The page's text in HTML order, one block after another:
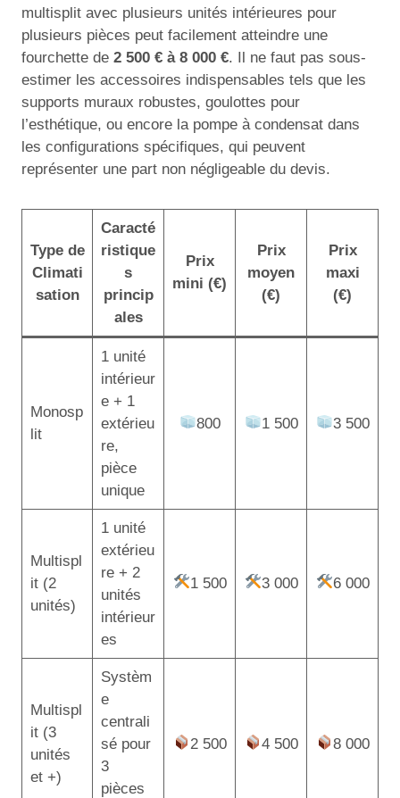
multisplit avec plusieurs unités intérieures pour
plusieurs pièces peut facilement atteindre une
fourchette de 2 500 € à 8 000 €. Il ne faut pas sous-
estimer les accessoires indispensables tels que les
supports muraux robustes, goulottes pour
l’esthétique, ou encore la pompe à condensat dans
les configurations spécifiques, qui peuvent
représenter une part non négligeable du devis.
Type de
Climati
sation
Caracté
ristique
s
princip
ales
Prix
mini (€)
Prix
moyen
(€)
Prix
maxi
(€)
Monosp
lit
1 unité
intérieur
e + 1
extérieu
re,
pièce
unique
800 1 500 3 500
Multispl
it (2
unités)
1 unité
extérieu
re + 2
unités
intérieur
es
1 500 3 000 6 000
Multispl
it (3
unités
et +)
Systèm
e
centrali
sé pour
3
pièces
2 500 4 500 8 000